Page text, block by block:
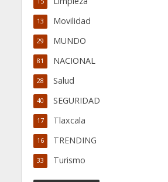
Movilidad
13
MUNDO
29
NACIONAL
81
Salud
28
SEGURIDAD
40
Tlaxcala
17
TRENDING
16
Turismo
33